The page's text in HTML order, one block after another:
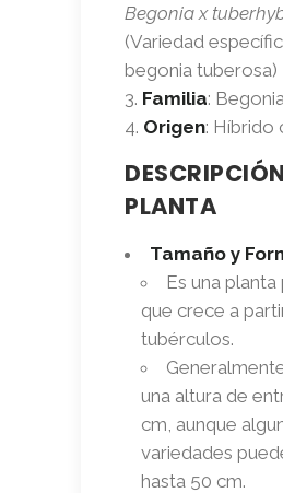
Begonia x
(Variedad
begonia tuberosa)
Familia:
Origen: Híbrido
PLANTA
Tamaño y
Es una
que crece a
tubérculos.
una altura de
cm, aunque
variedades
hasta 50 cm.